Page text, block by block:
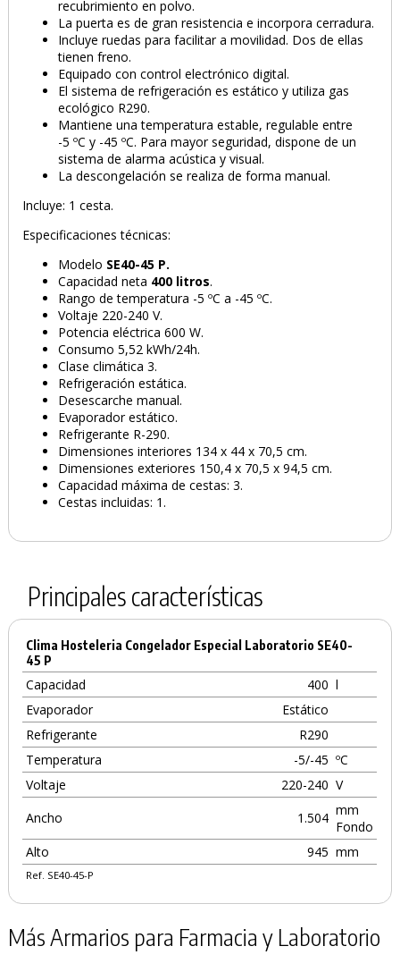
recubrimiento en polvo.
La puerta es de gran resistencia e incorpora cerradura.
Incluye ruedas para facilitar a movilidad. Dos de ellas
tienen freno.
Equipado con control electrónico digital.
El sistema de refrigeración es estático y utiliza gas
ecológico R290.
Mantiene una temperatura estable, regulable entre
-5 ºC y -45 ºC. Para mayor seguridad, dispone de un
sistema de alarma acústica y visual.
La descongelación se realiza de forma manual.
Incluye: 1 cesta.
Especificaciones técnicas:
Modelo SE40-45 P.
Capacidad neta 400 litros.
Rango de temperatura -5 ºC a -45 ºC.
Voltaje 220-240 V.
Potencia eléctrica 600 W.
Consumo 5,52 kWh/24h.
Clase climática 3.
Refrigeración estática.
Desescarche manual.
Evaporador estático.
Refrigerante R-290.
Dimensiones interiores 134 x 44 x 70,5 cm.
Dimensiones exteriores 150,4 x 70,5 x 94,5 cm.
Capacidad máxima de cestas: 3.
Cestas incluidas: 1.
Principales características
Clima Hosteleria Congelador Especial Laboratorio SE40-
45 P
Capacidad 400 l
Evaporador
Estático
Refrigerante
R290
Temperatura
-5/-45 ºC
Voltaje
220-240 V
Ancho
1.504 mm
Fondo
Alto
945 mm
Ref. SE40-45-P
Más Armarios para Farmacia y Laboratorio